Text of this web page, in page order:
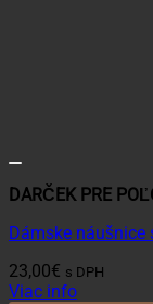
DARČEK PRE
Dámske náušnice
23,00€ s DPH
Viac info